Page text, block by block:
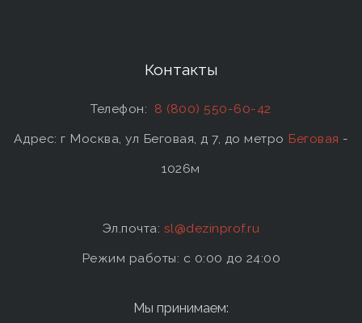
Контакты
Телефон: 8 (800) 550-60-42
Адрес: г Москва, ул Беговая, д 7, до метро Беговая -
1026м
Эл.почта: sl@dezinprof.ru
Режим работы: c 0:00 до 24:00
Мы принимаем: